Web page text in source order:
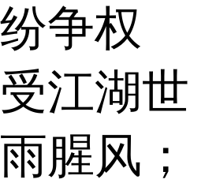
争权
江湖世
腥风；